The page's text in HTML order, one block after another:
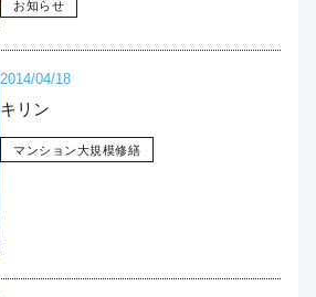
お知らせ
2014/04/18
キリン
マンション大規模修繕